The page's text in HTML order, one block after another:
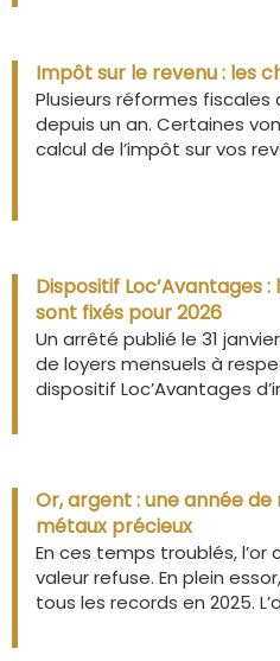
Impôt sur le revenu : les
Plusieurs réformes
depuis un an. Certaines
calcul de l’impôt sur vos
Dispositif Loc’Avantages
sont fixés pour 2026
Un arrêté publié le 31
de loyers mensuels à
dispositif Loc’Avantages
Or, argent : une année
métaux précieux
En ces temps troublés, l’or
valeur refuse. En plein
tous les records en 2025.